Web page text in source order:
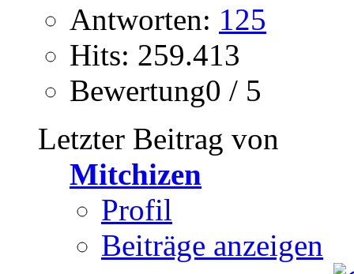
Antworten: 125
Hits: 259.413
Bewertung0 / 5
Letzter Beitrag von
Mitchizen
Profil
Beiträge anzeigen